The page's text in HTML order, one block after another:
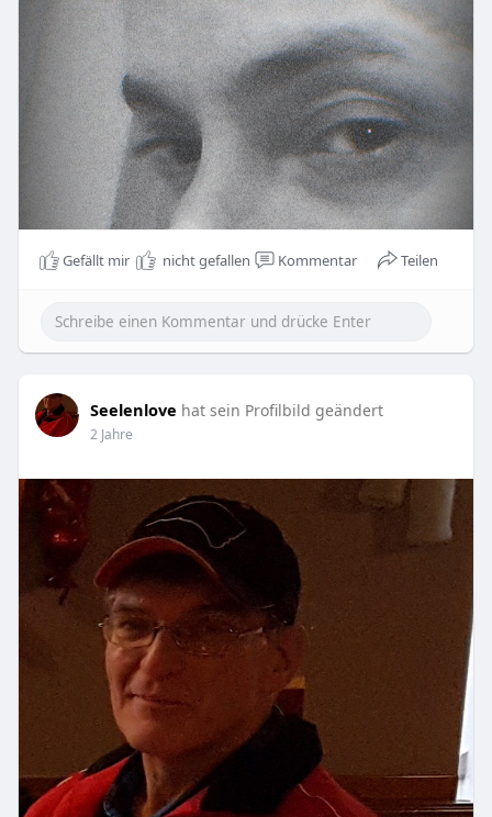
Gefällt mir nicht gefallen Kommentar Teilen
Seelenlove hat sein Profilbild geändert
2 Jahre